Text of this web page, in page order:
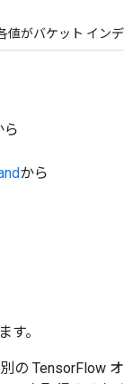
値がバケット イン
ら
から
す。
の TensorFlow